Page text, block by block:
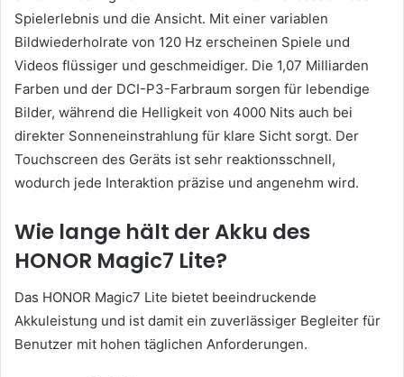
Spielerlebnis und die Ansicht. Mit einer variablen
Bildwiederholrate von 120 Hz erscheinen Spiele und
Videos flüssiger und geschmeidiger. Die 1,07 Milliarden
Farben und der DCI-P3-Farbraum sorgen für lebendige
Bilder, während die Helligkeit von 4000 Nits auch bei
direkter Sonneneinstrahlung für klare Sicht sorgt. Der
Touchscreen des Geräts ist sehr reaktionsschnell,
wodurch jede Interaktion präzise und angenehm wird.
Wie lange hält der Akku des
HONOR Magic7 Lite?
Das HONOR Magic7 Lite bietet beeindruckende
Akkuleistung und ist damit ein zuverlässiger Begleiter für
Benutzer mit hohen täglichen Anforderungen.